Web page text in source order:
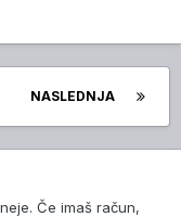
NASLEDNJA
Če imaš račun,